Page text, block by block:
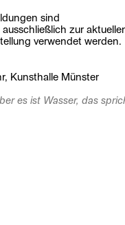
sind
zur
verwendet werden.
Kunsthalle Münster
es ist Wasser, das